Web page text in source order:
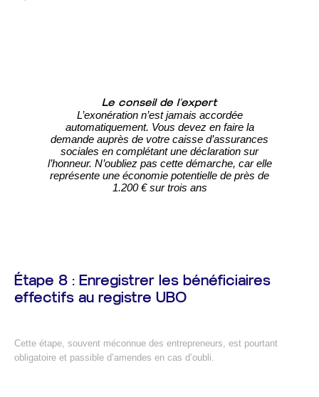
Le conseil de l’expert
L’exonération n’est jamais accordée
automatiquement. Vous devez en faire la
demande auprès de votre caisse d’assurances
sociales en complétant une déclaration sur
l’honneur. N’oubliez pas cette démarche, car elle
représente une économie potentielle de près de
1.200 € sur trois ans
Étape 8 : Enregistrer les bénéficiaires
effectifs au registre UBO
Cette étape, souvent méconnue des entrepreneurs, est pourtant
obligatoire et passible d’amendes en cas d’oubli.